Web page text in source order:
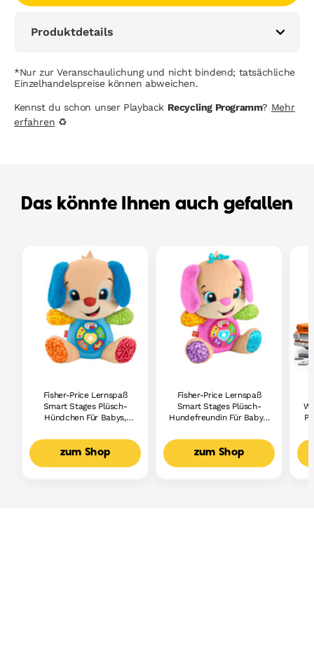
Produktdetails
*Nur zur Veranschaulichung und nicht bindend; tatsächliche
Einzelhandelspreise können abweichen.
Kennst du schon unser Playback Recycling Programm? Mehr
erfahren ♻
Das könnte Ihnen auch gefallen
Fisher-Price Lernspaß
Smart Stages Plüsch-
Hündchen Für Babys,
Lernspielzeug,
Mehrsprachige Version
zum Shop
Fisher-Price Lernspaß
Smart Stages Plüsch-
Hundefreundin Für Babys,
Lernspielzeug,
Mehrsprachige Version
zum Shop